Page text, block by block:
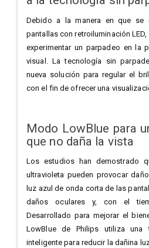
Debido a la manera en que se
pantallas con retroiluminación
experimentar un parpadeo en la
visual. La tecnología sin
nueva solución para regular el
con el fin de ofrecer una
Modo LowBlue para
que no daña la vista
Los estudios han demostrado
ultravioleta pueden provocar
luz azul de onda corta de las
daños oculares y, con el
Desarrollado para mejorar el
LowBlue de Philips utiliza una
inteligente para reducir la dañina